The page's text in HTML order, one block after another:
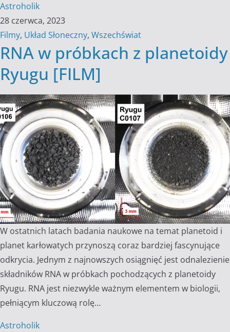
Astroholik
28 czerwca, 2023
Filmy, Układ Słoneczny, Wszechświat
RNA w próbkach z planetoidy
Ryugu [FILM]
W ostatnich latach badania naukowe na temat planetoid i
planet karłowatych przynoszą coraz bardziej fascynujące
odkrycia. Jednym z najnowszych osiągnięć jest odnalezienie
składników RNA w próbkach pochodzących z planetoidy
Ryugu. RNA jest niezwykle ważnym elementem w biologii,
pełniącym kluczową rolę…
Astroholik